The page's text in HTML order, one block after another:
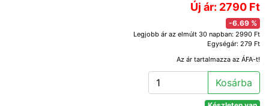
Új ár: 2790 Ft
-6.69 %
Legjobb ár az elmúlt 30 napban: 2990 Ft
Egységár: 279 Ft
Az ár tartalmazza az ÁFA-t!
Kosárba